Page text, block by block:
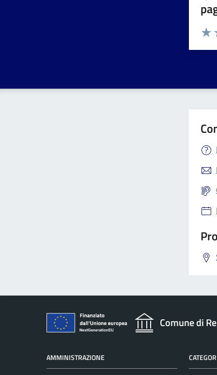
Comune di
AMMINISTRAZIONE